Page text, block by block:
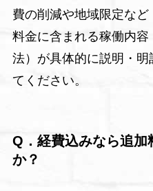
費の削減や地域限定など
料金に含まれる稼働内
法）が具体的に説明・
てください。
Q．経費込みなら追加
か？